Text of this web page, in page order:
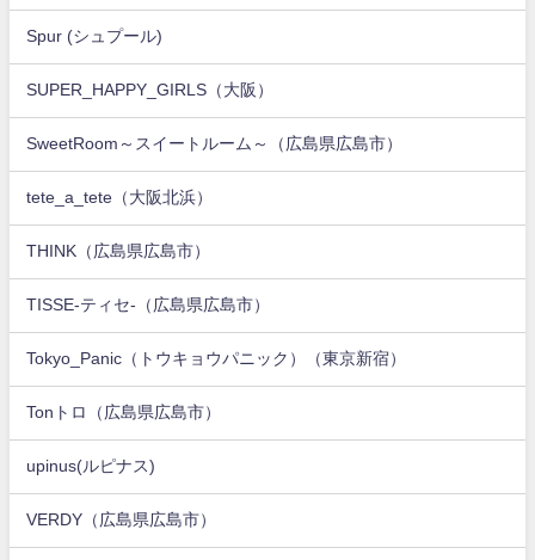
Spur (シュプール)
SUPER_HAPPY_GIRLS（大阪）
SweetRoom～スイートルーム～（広島県広島市）
tete_a_tete（大阪北浜）
THINK（広島県広島市）
TISSE-ティセ-（広島県広島市）
Tokyo_Panic（トウキョウパニック）（東京新宿）
Tonトロ（広島県広島市）
upinus(ルピナス)
VERDY（広島県広島市）